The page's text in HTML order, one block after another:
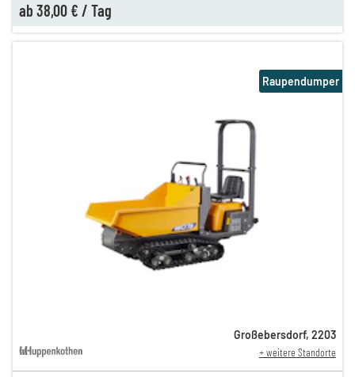
ab 38,00 € / Tag
Raupendumper
Großebersdorf, 2203
+ weitere Standorte